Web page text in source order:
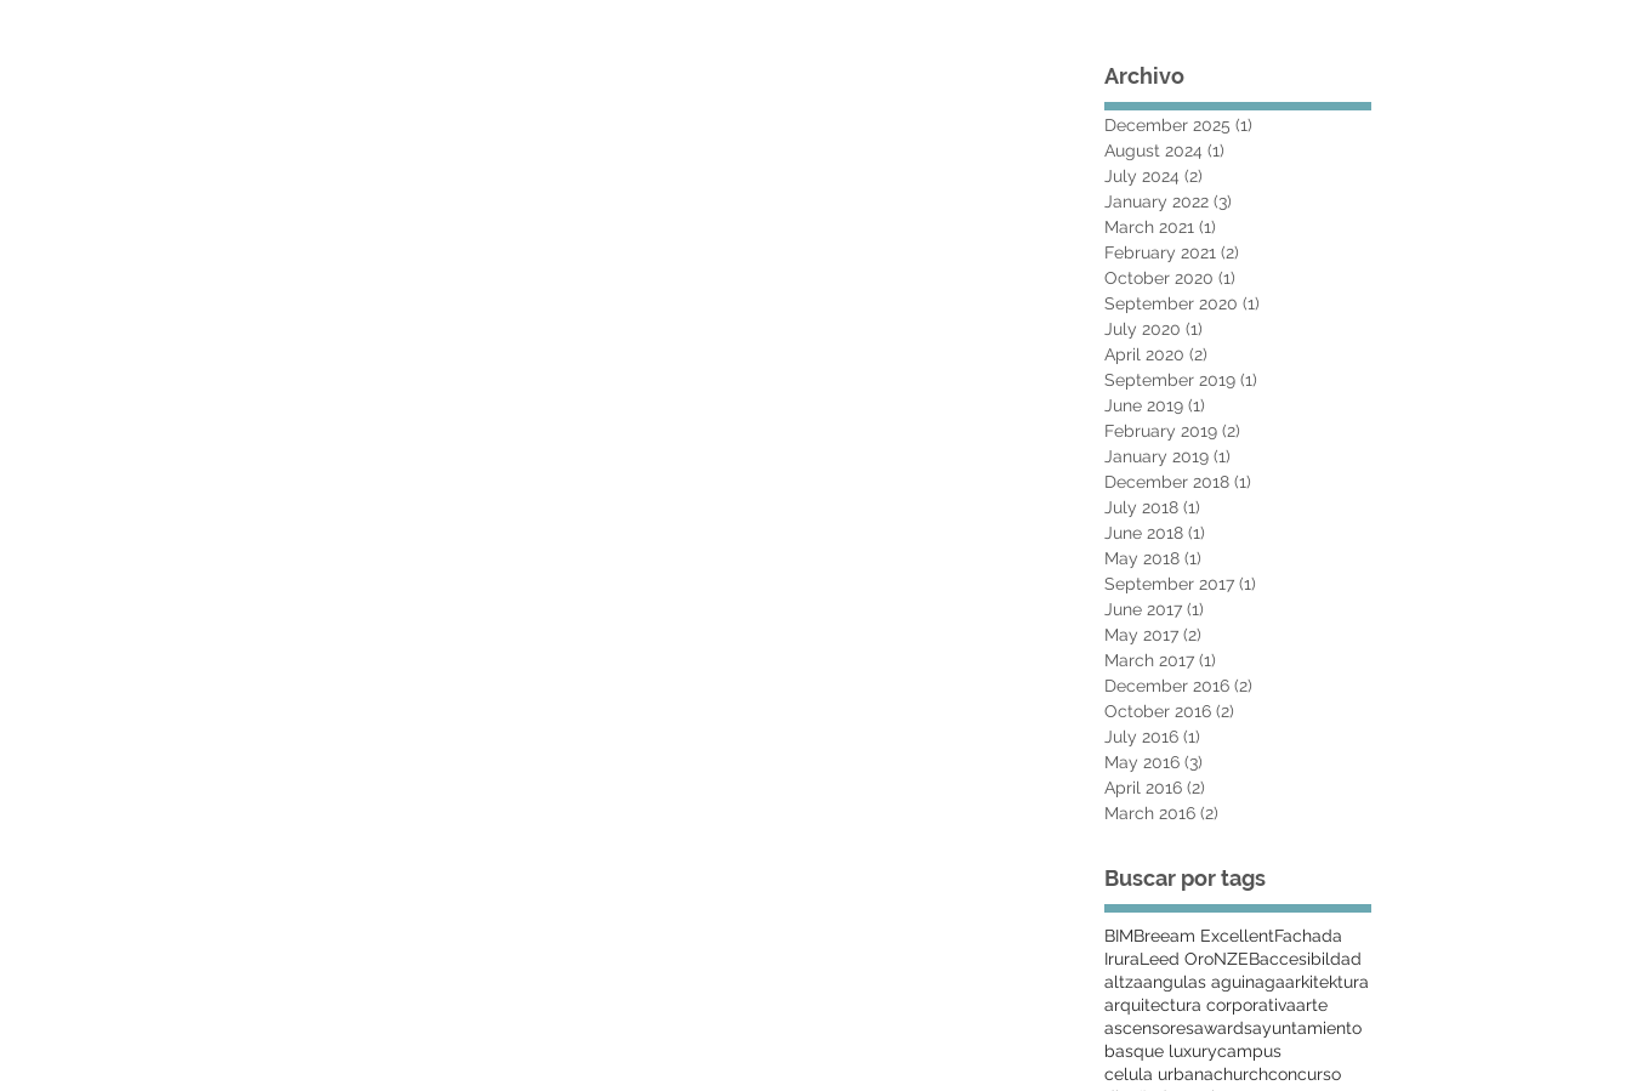
Archivo
December 2025 (1)
August 2024 (1)
July 2024 (2)
January 2022 (3)
March 2021 (1)
February 2021 (2)
October 2020 (1)
September 2020 (1)
July 2020 (1)
April 2020 (2)
September 2019 (1)
June 2019 (1)
February 2019 (2)
January 2019 (1)
December 2018 (1)
July 2018 (1)
June 2018 (1)
May 2018 (1)
September 2017 (1)
June 2017 (1)
May 2017 (2)
March 2017 (1)
December 2016 (2)
October 2016 (2)
July 2016 (1)
May 2016 (3)
April 2016 (2)
March 2016 (2)
Buscar por tags
BIMBreeam ExcellentFachada
IruraLeed OroNZEBaccesibildad
altzaangulas aguinagaarkitektura
arquitectura corporativaarte
ascensoresawardsayuntamiento
basque luxurycampus
celula urbanachurchconcurso